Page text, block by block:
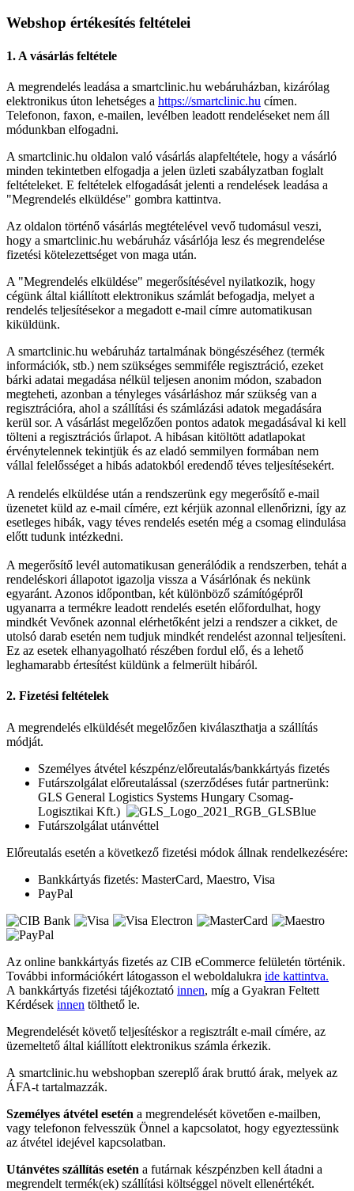
Webshop értékesítés feltételei
1. A vásárlás feltétele
A megrendelés leadása a smartclinic.hu webáruházban, kizárólag
elektronikus úton lehetséges a https://smartclinic.hu címen.
Telefonon, faxon, e-mailen, levélben leadott rendeléseket nem áll
módunkban elfogadni.
A smartclinic.hu oldalon való vásárlás alapfeltétele, hogy a vásárló
minden tekintetben elfogadja a jelen üzleti szabályzatban foglalt
feltételeket. E feltételek elfogadását jelenti a rendelések leadása a
"Megrendelés elküldése" gombra kattintva.
Az oldalon történő vásárlás megtételével vevő tudomásul veszi,
hogy a smartclinic.hu webáruház vásárlója lesz és megrendelése
fizetési kötelezettséget von maga után.
A "Megrendelés elküldése" megerősítésével nyilatkozik, hogy
cégünk által kiállított elektronikus számlát befogadja, melyet a
rendelés teljesítésekor a megadott e-mail címre automatikusan
kiküldünk.
A smartclinic.hu webáruház tartalmának böngészéséhez (termék
információk, stb.) nem szükséges semmiféle regisztráció, ezeket
bárki adatai megadása nélkül teljesen anonim módon, szabadon
megteheti, azonban a tényleges vásárláshoz már szükség van a
regisztrációra, ahol a szállítási és számlázási adatok megadására
kerül sor. A vásárlást megelőzően pontos adatok megadásával ki kell
tölteni a regisztrációs űrlapot. A hibásan kitöltött adatlapokat
érvénytelennek tekintjük és az eladó semmilyen formában nem
vállal felelősséget a hibás adatokból eredendő téves teljesítésekért.
A rendelés elküldése után a rendszerünk egy megerősítő e-mail
üzenetet küld az e-mail címére, ezt kérjük azonnal ellenőrizni, így az
esetleges hibák, vagy téves rendelés esetén még a csomag elindulása
előtt tudunk intézkedni.
A megerősítő levél automatikusan generálódik a rendszerben, tehát a
rendeléskori állapotot igazolja vissza a Vásárlónak és nekünk
egyaránt. Azonos időpontban, két különböző számítógépről
ugyanarra a termékre leadott rendelés esetén előfordulhat, hogy
mindkét Vevőnek azonnal elérhetőként jelzi a rendszer a cikket, de
utolsó darab esetén nem tudjuk mindkét rendelést azonnal teljesíteni.
Ez az esetek elhanyagolható részében fordul elő, és a lehető
leghamarabb értesítést küldünk a felmerült hibáról.
2. Fizetési feltételek
A megrendelés elküldését megelőzően kiválaszthatja a szállítás
módját.
Személyes átvétel készpénz/előreutalás/bankkártyás fizetés
Futárszolgálat előreutalással (szerződéses futár partnerünk:
GLS General Logistics Systems Hungary Csomag-
Logisztikai Kft.)
Futárszolgálat utánvéttel
Előreutalás esetén a következő fizetési módok állnak rendelkezésére:
Bankkártyás fizetés: MasterCard, Maestro, Visa
PayPal
Az online bankkártyás fizetés az CIB eCommerce felületén történik.
További információkért látogasson el weboldalukra ide kattintva.
A bankkártyás fizetési tájékoztató innen, míg a Gyakran Feltett
Kérdések innen tölthető le.
Megrendelését követő teljesítéskor a regisztrált e-mail címére, az
üzemeltető által kiállított elektronikus számla érkezik.
A smartclinic.hu webshopban szereplő árak bruttó árak, melyek az
ÁFA-t tartalmazzák.
Személyes átvétel esetén a megrendelését követően e-mailben,
vagy telefonon felvesszük Önnel a kapcsolatot, hogy egyeztessünk
az átvétel idejével kapcsolatban.
Utánvétes szállítás esetén a futárnak készpénzben kell átadni a
megrendelt termék(ek) szállítási költséggel növelt ellenértékét.